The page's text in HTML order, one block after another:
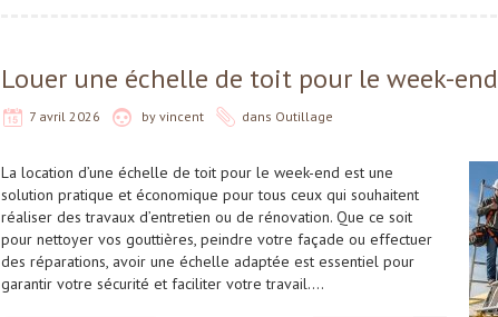
Louer une échelle de toit pour le week-end
7 avril 2026 by vincent dans Outillage
La location d’une échelle de toit pour le week-end est une
solution pratique et économique pour tous ceux qui souhaitent
réaliser des travaux d’entretien ou de rénovation. Que ce soit
pour nettoyer vos gouttières, peindre votre façade ou effectuer
des réparations, avoir une échelle adaptée est essentiel pour
garantir votre sécurité et faciliter votre travail….